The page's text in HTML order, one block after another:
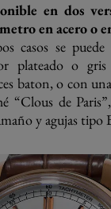
en dos
en acero o
casos se
plateado o gris
baton, o con
“Clous de
y agujas tipo